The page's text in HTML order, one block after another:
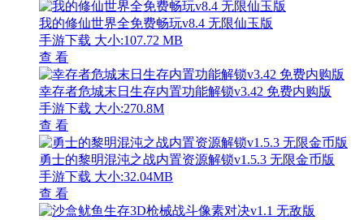
我的修仙世界全免费畅玩v8.4 无限仙玉版
手游下载 大小:107.72 MB
查 看
幸存者危城末日生存内置功能解锁v3.42 免费内购版
手游下载 大小:270.8M
查 看
勇士的黎明混沌之战内置资源解锁v1.5.3 无限金币版
手游下载 大小:32.04MB
查 看